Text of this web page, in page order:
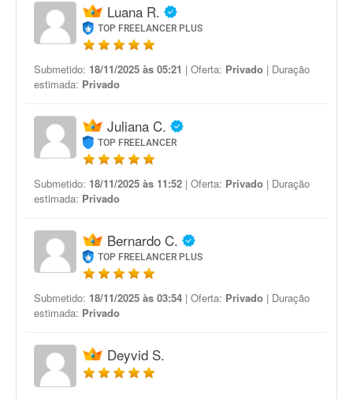
Luana R.
TOP FREELANCER PLUS
Submetido: 18/11/2025 às 05:21 | Oferta: Privado | Duração
estimada: Privado
Juliana C.
TOP FREELANCER
Submetido: 18/11/2025 às 11:52 | Oferta: Privado | Duração
estimada: Privado
Bernardo C.
TOP FREELANCER PLUS
Submetido: 18/11/2025 às 03:54 | Oferta: Privado | Duração
estimada: Privado
Deyvid S.